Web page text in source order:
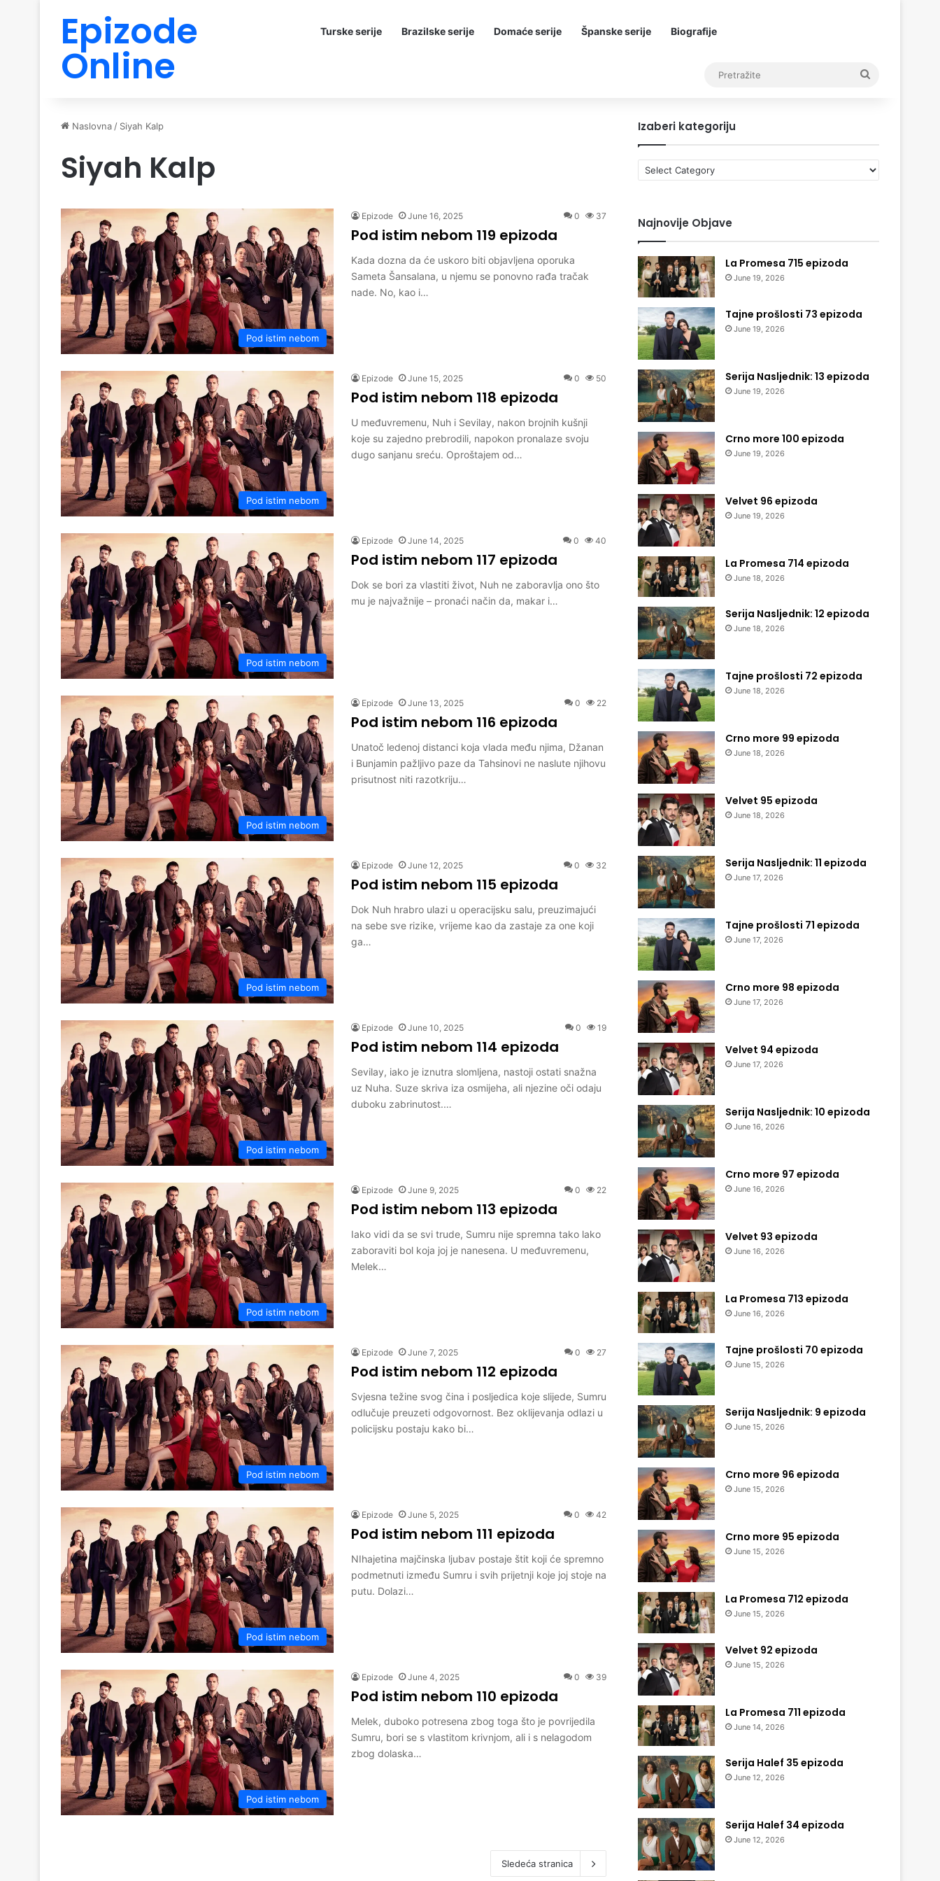
Epizode
Online
Turske serije Brazilske serije Domaće serije Španske serije Biografije
Naslovna / Siyah Kalp
Siyah Kalp
Pod istim nebom
Epizode June 16, 2025 0 37
Pod istim nebom 119 epizoda
Kada dozna da će uskoro biti objavljena oporuka
Sameta Šansalana, u njemu se ponovno rađa tračak
nade. No, kao i…
Pod istim nebom
Epizode June 15, 2025 0 50
Pod istim nebom 118 epizoda
U međuvremenu, Nuh i Sevilay, nakon brojnih kušnji
koje su zajedno prebrodili, napokon pronalaze svoju
dugo sanjanu sreću. Oproštajem od…
Pod istim nebom
Epizode June 14, 2025 0 40
Pod istim nebom 117 epizoda
Dok se bori za vlastiti život, Nuh ne zaboravlja ono što
mu je najvažnije – pronaći način da, makar i…
Pod istim nebom
Epizode June 13, 2025 0 22
Pod istim nebom 116 epizoda
Unatoč ledenoj distanci koja vlada među njima, Džanan
i Bunjamin pažljivo paze da Tahsinovi ne naslute njihovu
prisutnost niti razotkriju…
Pod istim nebom
Epizode June 12, 2025 0 32
Pod istim nebom 115 epizoda
Dok Nuh hrabro ulazi u operacijsku salu, preuzimajući
na sebe sve rizike, vrijeme kao da zastaje za one koji
ga…
Pod istim nebom
Epizode June 10, 2025 0 19
Pod istim nebom 114 epizoda
Sevilay, iako je iznutra slomljena, nastoji ostati snažna
uz Nuha. Suze skriva iza osmijeha, ali njezine oči odaju
duboku zabrinutost.…
Pod istim nebom
Epizode June 9, 2025 0 22
Pod istim nebom 113 epizoda
Iako vidi da se svi trude, Sumru nije spremna tako lako
zaboraviti bol koja joj je nanesena. U međuvremenu,
Melek…
Pod istim nebom
Epizode June 7, 2025 0 27
Pod istim nebom 112 epizoda
Svjesna težine svog čina i posljedica koje slijede, Sumru
odlučuje preuzeti odgovornost. Bez oklijevanja odlazi u
policijsku postaju kako bi…
Pod istim nebom
Epizode June 5, 2025 0 42
Pod istim nebom 111 epizoda
NIhajetina majčinska ljubav postaje štit koji će spremno
podmetnuti između Sumru i svih prijetnji koje joj stoje na
putu. Dolazi…
Pod istim nebom
Epizode June 4, 2025 0 39
Pod istim nebom 110 epizoda
Melek, duboko potresena zbog toga što je povrijedila
Sumru, bori se s vlastitom krivnjom, ali i s nelagodom
zbog dolaska…
Sledeća stranica
Izaberi kategoriju
Izaberi
kategoriju
Najnovije Objave
La Promesa 715 epizoda
June 19, 2026
Tajne prošlosti 73 epizoda
June 19, 2026
Serija Nasljednik: 13 epizoda
June 19, 2026
Crno more 100 epizoda
June 19, 2026
Velvet 96 epizoda
June 19, 2026
La Promesa 714 epizoda
June 18, 2026
Serija Nasljednik: 12 epizoda
June 18, 2026
Tajne prošlosti 72 epizoda
June 18, 2026
Crno more 99 epizoda
June 18, 2026
Velvet 95 epizoda
June 18, 2026
Serija Nasljednik: 11 epizoda
June 17, 2026
Tajne prošlosti 71 epizoda
June 17, 2026
Crno more 98 epizoda
June 17, 2026
Velvet 94 epizoda
June 17, 2026
Serija Nasljednik: 10 epizoda
June 16, 2026
Crno more 97 epizoda
June 16, 2026
Velvet 93 epizoda
June 16, 2026
La Promesa 713 epizoda
June 16, 2026
Tajne prošlosti 70 epizoda
June 15, 2026
Serija Nasljednik: 9 epizoda
June 15, 2026
Crno more 96 epizoda
June 15, 2026
Crno more 95 epizoda
June 15, 2026
La Promesa 712 epizoda
June 15, 2026
Velvet 92 epizoda
June 15, 2026
La Promesa 711 epizoda
June 14, 2026
Serija Halef 35 epizoda
June 12, 2026
Serija Halef 34 epizoda
June 12, 2026